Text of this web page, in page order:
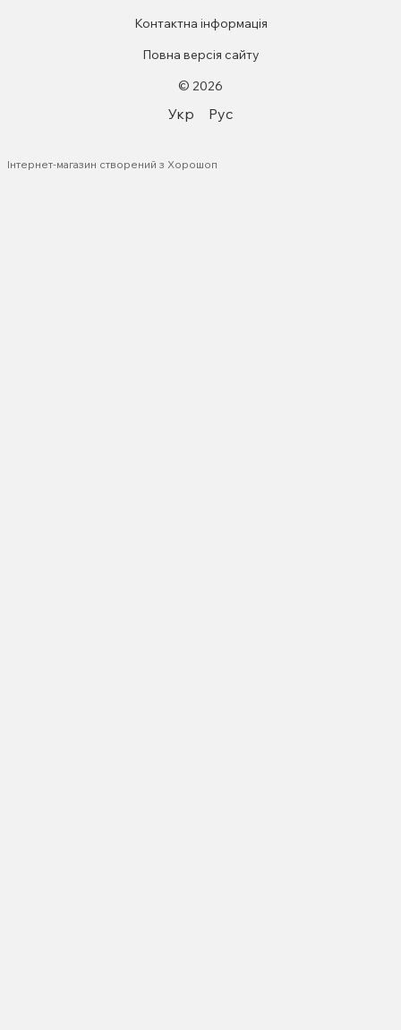
Контактна інформація
Повна версія сайту
© 2026
Укр Рус
Інтернет-магазин створений з Хорошоп